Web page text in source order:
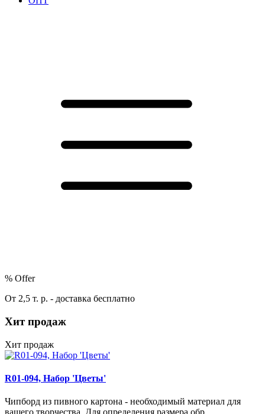
% Offer
От 2,5 т. р. - доставка бесплатно
Хит продаж
Хит продаж
R01-094, Набор 'Цветы'
Чипборд из пивного картона - необходимый материал для